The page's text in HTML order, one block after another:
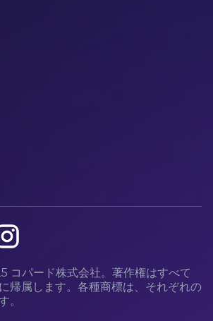
パード株式会社。著作権はすべて
帰属します。各種商標は、それぞれの
。